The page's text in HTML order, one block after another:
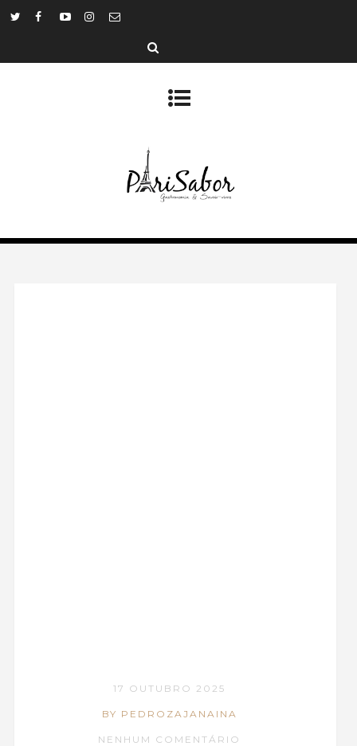
17 OUTUBRO 2025
BY PEDROZAJANAINA
NENHUM COMENTÁRIO